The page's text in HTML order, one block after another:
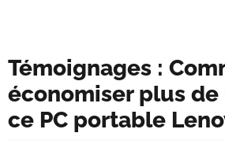
Témoignages :
économiser plus de
ce PC portable